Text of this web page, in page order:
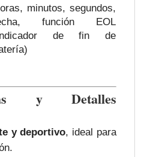
minutos, segundos,
función EOL
de fin de
y Detalles
y deportivo, ideal para